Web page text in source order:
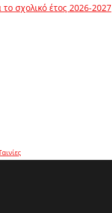
σχολικό έτος 2026-2027